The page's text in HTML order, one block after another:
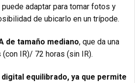
adaptar para tomar fotos y
de ubicarlo en un trípode.
de tamaño mediano, que da una
IR)/ 72 horas (sin IR).
equilibrado, ya que permite